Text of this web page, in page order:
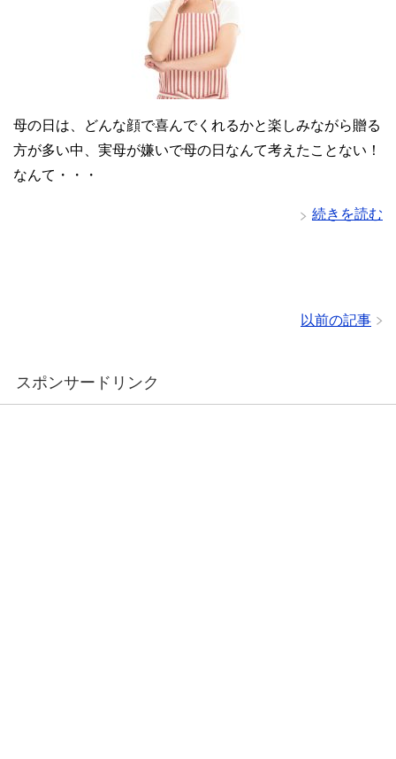
母の日は、どんな顔で喜んでくれるかと楽しみながら贈る
方が多い中、実母が嫌いで母の日なんて考えたことない！
なんて・・・
続きを読む
以前の記事
スポンサードリンク